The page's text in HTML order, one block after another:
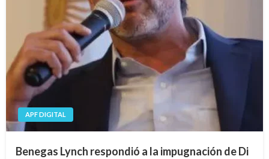
APF DIGITAL
Benegas Lynch respondió a la impugnación de Di